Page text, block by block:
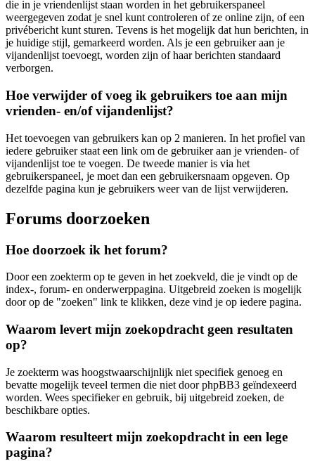
die in je vriendenlijst staan worden in het gebruikerspaneel
weergegeven zodat je snel kunt controleren of ze online zijn, of een
privébericht kunt sturen. Tevens is het mogelijk dat hun berichten, in
je huidige stijl, gemarkeerd worden. Als je een gebruiker aan je
vijandenlijst toevoegt, worden zijn of haar berichten standaard
verborgen.
Hoe verwijder of voeg ik gebruikers toe aan mijn
vrienden- en/of vijandenlijst?
Het toevoegen van gebruikers kan op 2 manieren. In het profiel van
iedere gebruiker staat een link om de gebruiker aan je vrienden- of
vijandenlijst toe te voegen. De tweede manier is via het
gebruikerspaneel, je moet dan een gebruikersnaam opgeven. Op
dezelfde pagina kun je gebruikers weer van de lijst verwijderen.
Forums doorzoeken
Hoe doorzoek ik het forum?
Door een zoekterm op te geven in het zoekveld, die je vindt op de
index-, forum- en onderwerppagina. Uitgebreid zoeken is mogelijk
door op de "zoeken" link te klikken, deze vind je op iedere pagina.
Waarom levert mijn zoekopdracht geen resultaten
op?
Je zoekterm was hoogstwaarschijnlijk niet specifiek genoeg en
bevatte mogelijk teveel termen die niet door phpBB3 geïndexeerd
worden. Wees specifieker en gebruik, bij uitgebreid zoeken, de
beschikbare opties.
Waarom resulteert mijn zoekopdracht in een lege
pagina?